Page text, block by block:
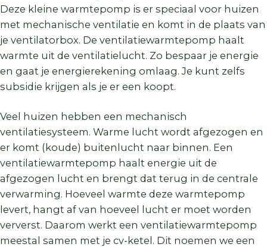
Deze kleine warmtepomp is er speciaal voor huizen
met mechanische ventilatie en komt in de plaats van
je ventilatorbox. De ventilatiewarmtepomp haalt
warmte uit de ventilatielucht. Zo bespaar je energie
en gaat je energierekening omlaag. Je kunt zelfs
subsidie krijgen als je er een koopt.
Veel huizen hebben een mechanisch
ventilatiesysteem. Warme lucht wordt afgezogen en
er komt (koude) buitenlucht naar binnen. Een
ventilatiewarmtepomp haalt energie uit de
afgezogen lucht en brengt dat terug in de centrale
verwarming. Hoeveel warmte deze warmtepomp
levert, hangt af van hoeveel lucht er moet worden
ververst. Daarom werkt een ventilatiewarmtepomp
meestal samen met je cv-ketel. Dit noemen we een